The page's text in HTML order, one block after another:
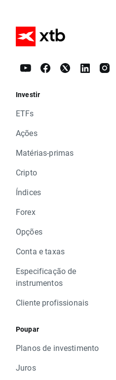
Investir
ETFs
Ações
Matérias-primas
Cripto
Índices
Forex
Opções
Conta e taxas
Especificação de
instrumentos
Cliente profissionais
Poupar
Planos de investimento
Juros